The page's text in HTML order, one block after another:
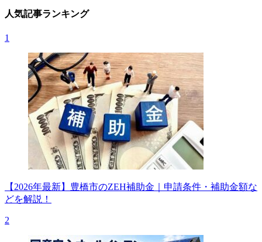
人気記事ランキング
1
【2026年最新】豊橋市のZEH補助金｜申請条件・補助金額な
どを解説！
2